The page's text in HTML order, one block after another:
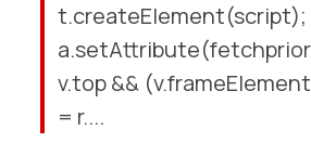
t.createElement(script);
v.top &&
= r....